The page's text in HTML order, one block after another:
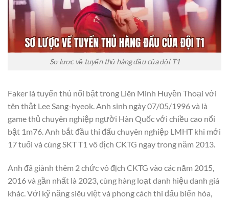
Sơ lược về tuyển thủ hàng đầu của đội T1
Faker là tuyển thủ nổi bật trong Liên Minh Huyền Thoại với
tên thật Lee Sang-hyeok. Anh sinh ngày 07/05/1996 và là
game thủ chuyên nghiệp người Hàn Quốc với chiều cao nổi
bật 1m76. Anh bắt đầu thi đấu chuyên nghiệp LMHT khi mới
17 tuổi và cùng SKT T1 vô địch CKTG ngay trong năm 2013.
Anh đã giành thêm 2 chức vô địch CKTG vào các năm 2015,
2016 và gần nhất là 2023, cùng hàng loạt danh hiệu danh giá
khác. Với kỹ năng siêu việt và phong cách thi đấu biến hóa,